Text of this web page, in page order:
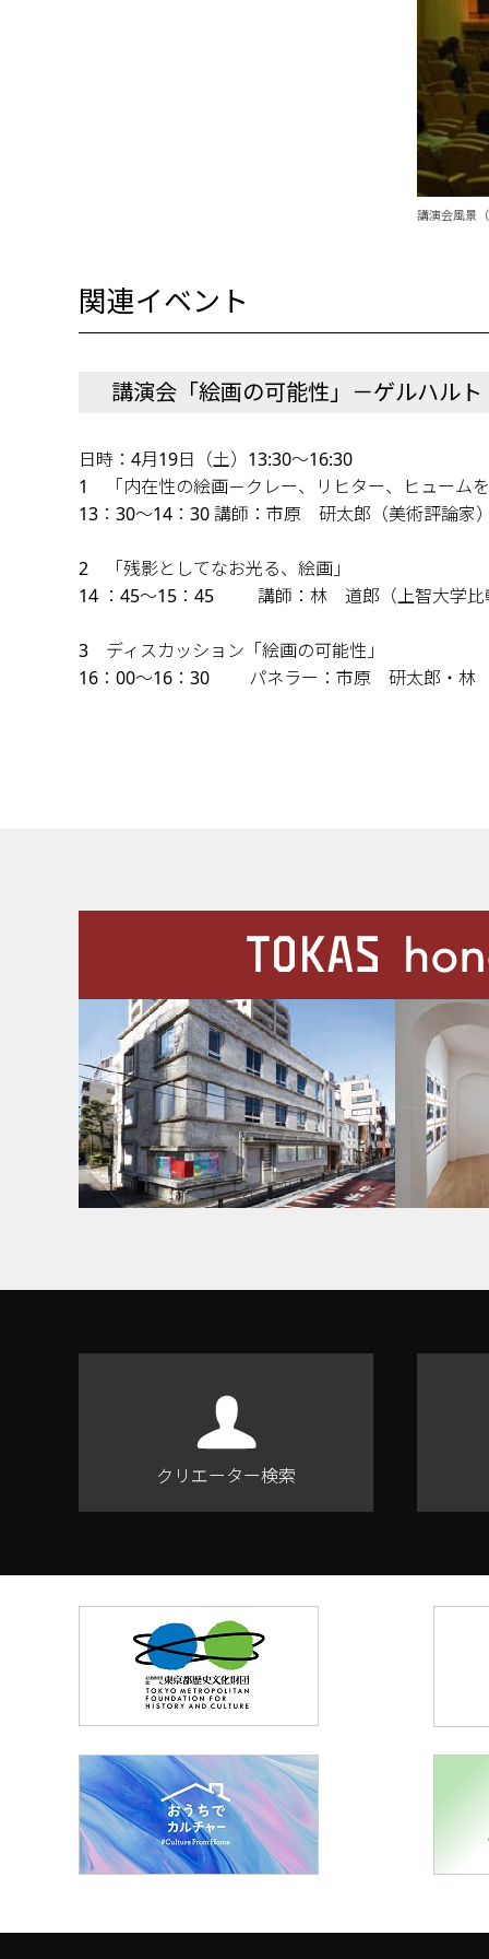
講演会風景
関連イベント
講演会「絵画の可能性」－ゲルハル
日時：4月19日（土）13:30～16:30
1 「内在性の絵画－クレー、リヒター、ヒュー
13：30～14：30 講師：市原 研太郎（美術評論家
2 「残影としてなお光る、絵画」
14 ：45～15：45 講師：林 道郎（上智大学比
3 ディスカッション「絵画の可能性」
16：00～16：30 パネラー：市原 研太郎・林
クリエーター検索